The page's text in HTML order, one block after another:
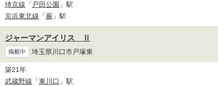
埼京線 「 戸田公園 」駅
京浜東北線 「蕨 」駅
ジャーマンアイリス Ⅱ
掲載中 埼玉県川口市戸塚東
築21年
武蔵野線 「東川口 」駅